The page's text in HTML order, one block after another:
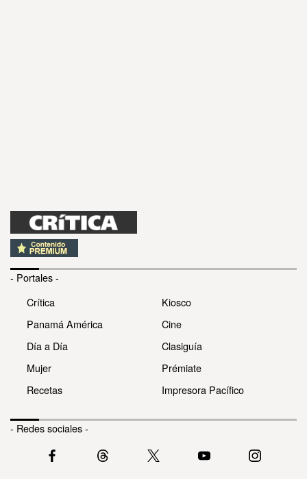
- Portales -
Crítica
Panamá América
Día a Día
Mujer
Recetas
Kiosco
Cine
Clasiguía
Prémiate
Impresora Pacífico
- Redes sociales -